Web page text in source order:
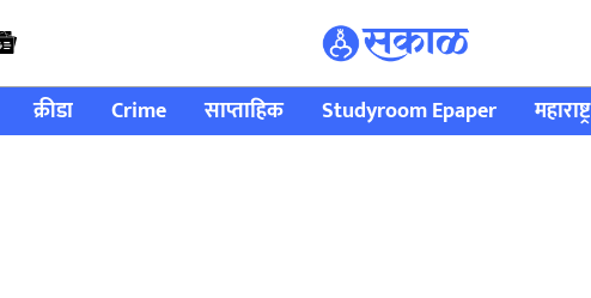
क्रीडा Crime साप्ताहिक Studyroom Epaper महाराष्ट्र